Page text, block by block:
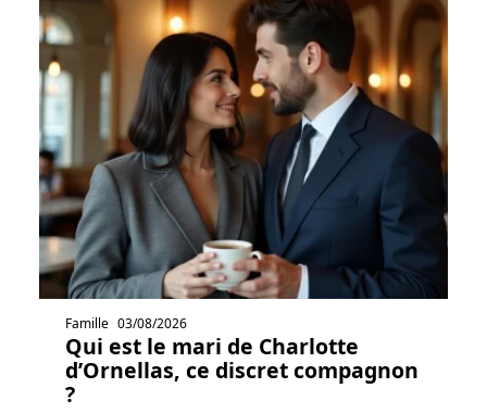
Famille 03/08/2026
Qui est le mari de Charlotte
d’Ornellas, ce discret compagnon
?